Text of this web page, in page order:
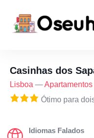
Casinhas dos
Lisboa —Apartamentos
Ótimo para
Idiomas Falados